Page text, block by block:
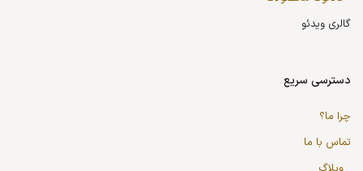
گالری ویدئو
دسترسی سریع
چرا ما؟
تماس با ما